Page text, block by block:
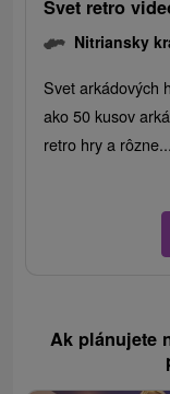
Svet retro
Nitriansky
Svet arkádových
ako 50 kusov
retro hry a rôzne...
Ak plánujete